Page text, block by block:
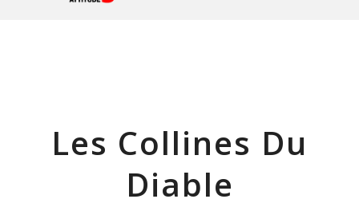
Les Collines Du
Diable